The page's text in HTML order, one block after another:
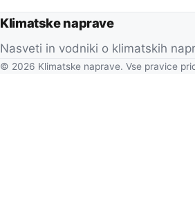
Klimatske naprave
Nasveti in vodniki o klimatskih
© 2026 Klimatske naprave. Vse pravice